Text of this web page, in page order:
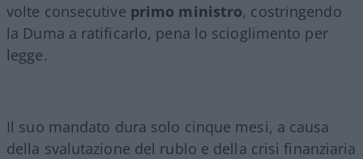
volte consecutive primo ministro, costringendo
la Duma a ratificarlo, pena lo scioglimento per
legge.
Il suo mandato dura solo cinque mesi, a causa
della svalutazione del rublo e della crisi finanziaria